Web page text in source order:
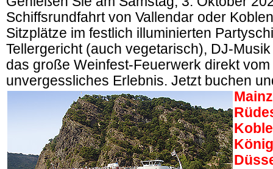
Schiffsrundfahrt von Vallendar oder
Sitzplätze im festlich illuminierten
Tellergericht (auch vegetarisch), DJ-
das große Weinfest-Feuerwerk direkt
unvergessliches Erlebnis. Jetzt buchen